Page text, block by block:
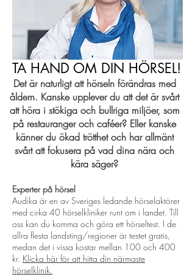
TA HAND OM DIN HÖRSEL!
Det är naturligt att hörseln förändras med
åldern. Kanske upplever du att det är svårt
att höra i stökiga och bullriga miljöer, som
på restauranger och caféer? Eller kanske
känner du ökad trötthet och har allmänt
svårt att fokusera på vad dina nära och
kära säger?
Experter på hörsel
Audika är en av Sveriges ledande hörselaktörer
med cirka 40 hörselkliniker runt om i landet. Till
oss kan du komma och göra ett hörseltest. I de
allra flesta landsting/regioner är testet gratis,
medan det i vissa kostar mellan 100 och 400
kr. Klicka här för att hitta din närmaste
hörselklinik.